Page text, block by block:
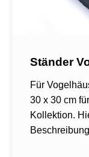
Ständer
Für
30 x 30 cm
Kollektion.